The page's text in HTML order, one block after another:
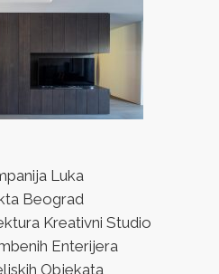
Luka
Beograd
Kreativni Studio
Enterijera
Objekata